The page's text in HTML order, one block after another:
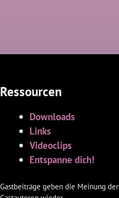
Ressourcen
Downloads
Links
Videoclips
Entspanne dich!
Gastbeiträge geben die Meinung der